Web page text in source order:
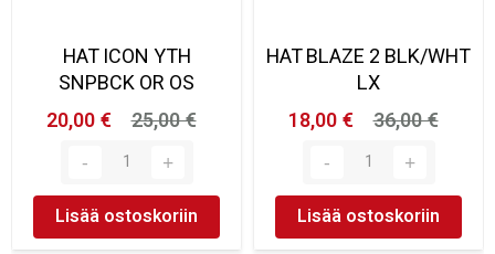
HAT ICON YTH
SNPBCK OR OS
20,00 €
25,00 €
Lisää ostoskoriin
HAT BLAZE 2 BLK/WHT
LX
18,00 €
36,00 €
Lisää ostoskoriin